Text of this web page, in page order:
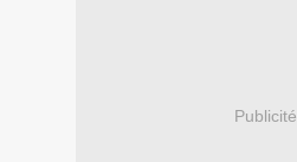
Publicité